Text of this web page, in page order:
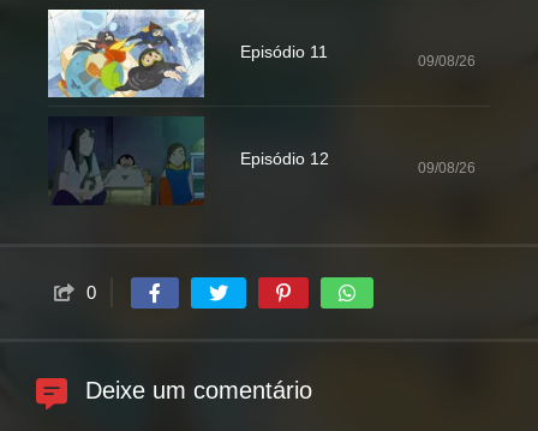
Episódio 11 09/08/26
Episódio 12 09/08/26
0
Deixe um comentário